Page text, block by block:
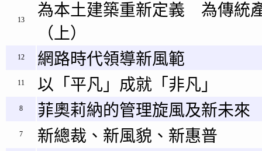
13
為本土建築重新定義 為傳統
（上）
12 網路時代領導新風範
11 以「平凡」成就「非凡」
8 菲奧莉納的管理旋風及新未來
7 新總裁、新風貌、新惠普